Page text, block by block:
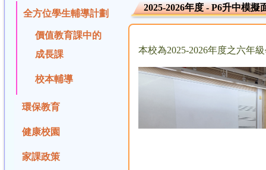
全方位學生輔導計劃
價值教育課中的
成長課
校本輔導
環保教育
健康校園
家課政策
2025-2026年度 - P6升中模擬
本校為2025-2026年度之六年